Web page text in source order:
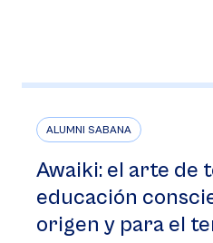
ALUMNI SABANA
Awaiki: el arte de
educación
origen y para el